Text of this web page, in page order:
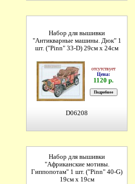
Набор для вышивки
"Антикварные машины. Дюк" 1
шт. ("Pinn" 33-D) 29см х 24см
отсутствует
Цена:
1120 р.
D06208
Набор для вышивки
"Африканские мотивы.
Гиппопотам" 1 шт. ("Pinn" 40-G)
19см х 19см